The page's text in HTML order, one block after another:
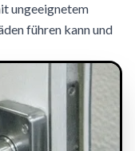
ungeeignetem
führen kann und